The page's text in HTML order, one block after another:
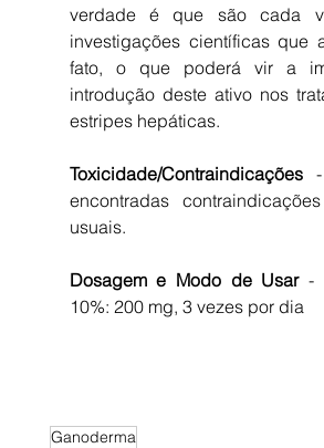
verdade é que são cada
investigações científicas que
fato, o que poderá vir a
introdução deste ativo nos
estripes hepáticas.
Toxicidade/Contraindicações -
encontradas
usuais.
Dosagem e Modo de Usar -
10%: 200 mg, 3 vezes por dia
Ganoderma